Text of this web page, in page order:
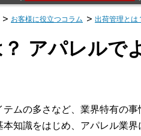
お客様に役立つコラム 出荷管理とは
アパレルで
ムの多さなど、業界特有の
知識をはじめ、アパレル業